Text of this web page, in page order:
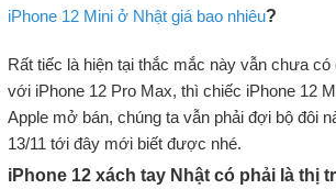
iPhone 12 Mini ở Nhật giá bao nhiêu?
Rất tiếc là hiện tại thắc mắc này vẫn chưa
với iPhone 12 Pro Max, thì chiếc iPhone 12
Apple mở bán, chúng ta vẫn phải đợi bộ đôi
13/11 tới đây mới biết được nhé.
iPhone 12 xách tay Nhật có phải là thị